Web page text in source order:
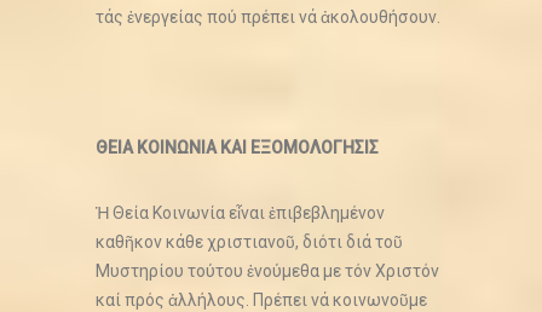
τάς ἐνεργείας πού πρέπει νά ἀκολουθήσουν.
ΘΕΙΑ ΚΟΙΝΩΝΙΑ ΚΑΙ ΕΞΟΜΟΛΟΓΗΣΙΣ
Ἡ Θεία Κοινωνία εἶναι ἐπιβεβλημένον
καθῆκον κάθε χριστιανοῦ, διότι διά τοῦ
Μυστηρίου τούτου ἑνούμεθα με τόν Χριστόν
καί πρός ἀλλήλους. Πρέπει νά κοινωνοῦμε